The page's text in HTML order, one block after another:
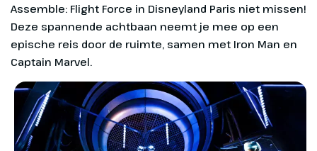
Assemble: Flight Force in Disneyland Paris niet missen!
Deze spannende achtbaan neemt je mee op een
epische reis door de ruimte, samen met Iron Man en
Captain Marvel.